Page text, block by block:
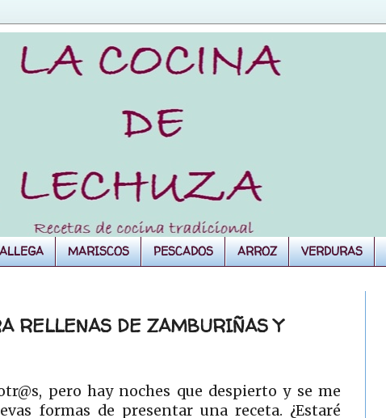
MARISCOS PESCADOS ARROZ VERDURAS
RELLENAS DE ZAMBURIÑAS Y
pero hay noches que despierto y se me
formas de presentar una receta. ¿Estaré